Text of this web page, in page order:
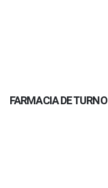
FARMACIA DE TURNO